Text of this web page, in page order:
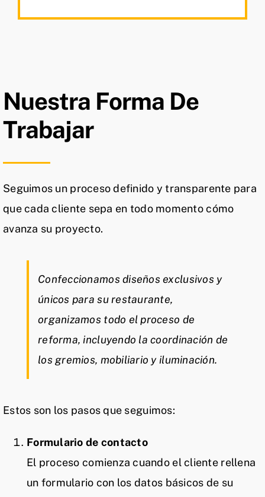
Nuestra Forma De
Trabajar
Seguimos un proceso definido y transparente para
que cada cliente sepa en todo momento cómo
avanza su proyecto.
Confeccionamos diseños exclusivos y
únicos para su restaurante,
organizamos todo el proceso de
reforma, incluyendo la coordinación de
los gremios, mobiliario y iluminación.
Estos son los pasos que seguimos:
Formulario de contacto
El proceso comienza cuando el cliente rellena
un formulario con los datos básicos de su